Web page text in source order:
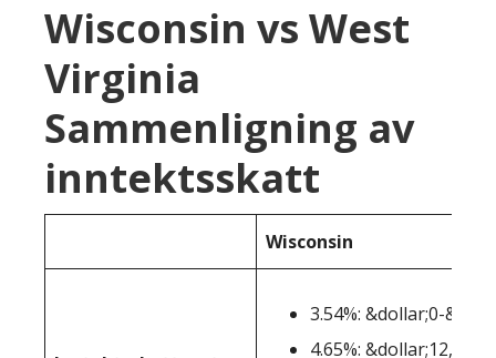
Wisconsin vs West
Virginia
Sammenligning av
inntektsskatt
Wisconsin
3.54%: &dollar;0-
4.65%: